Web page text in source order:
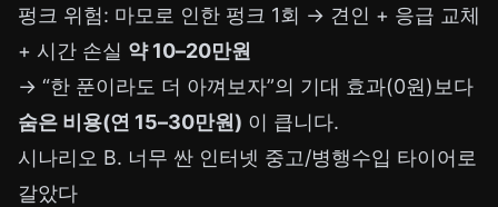
펑크 위험: 마모로 인한 펑크 1회 → 견인 + 응급 교체
+ 시간 손실 약 10–20만원
→ “한 푼이라도 더 아껴보자”의 기대 효과(0원)보다
숨은 비용(연 15–30만원) 이 큽니다.
시나리오 B. 너무 싼 인터넷 중고/병행수입 타이어로
갈았다